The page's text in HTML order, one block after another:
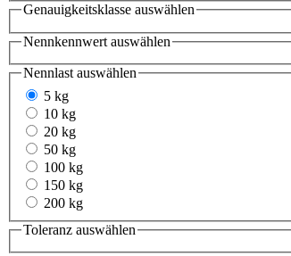
Genauigkeitsklasse auswählen
Nennkennwert auswählen
Nennlast auswählen
5 kg
10 kg
20 kg
50 kg
100 kg
150 kg
200 kg
Toleranz auswählen